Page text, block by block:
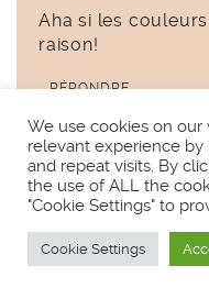
Aha si les
raison!
RÉPONDRE
TAMG
OCTOBRE 26, 2015 À
Bonjour,
We use cookies on
relevant experience
and repeat visits. By
the use of ALL the
"Cookie Settings" to
Cookie Settings